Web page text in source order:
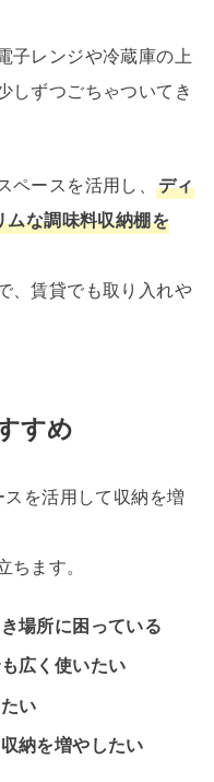
子レンジや冷蔵庫の上
しずつごちゃついてき
ペースを活用し、ディ
な調味料収納棚を
、賃貸でも取り入れや
すめ
を活用して収納を増
ます。
場所に困っている
広く使いたい
い
納を増やしたい